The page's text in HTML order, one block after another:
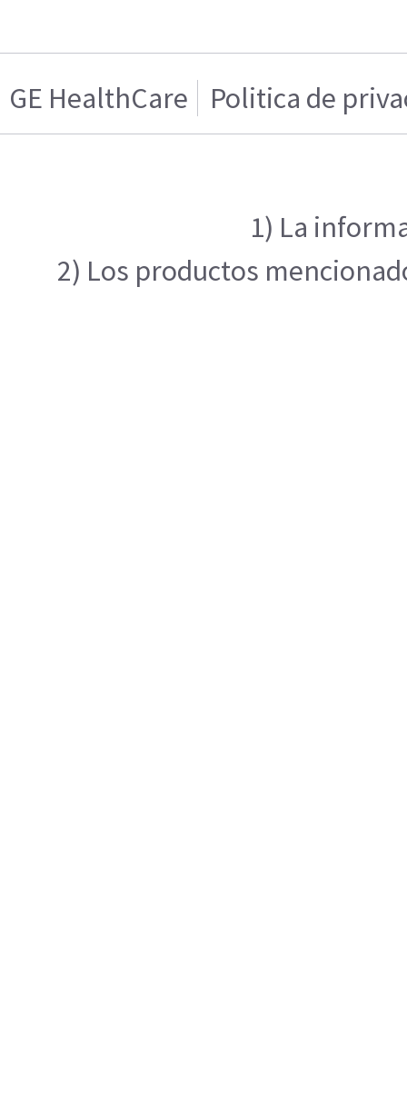
GE HealthCare Politica de
1) La
2) Los productos